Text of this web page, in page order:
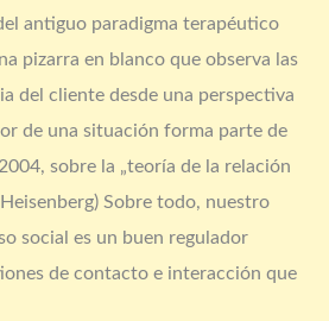
antiguo paradigma terapéutico
pizarra en blanco que observa las
del cliente desde una perspectiva
de una situación forma parte de
sobre la „teoría de la relación
Sobre todo, nuestro
social es un buen regulador
de contacto e interacción que